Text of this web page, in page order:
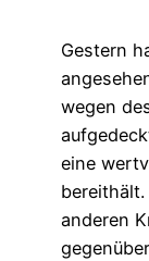
Gestern
wegen
eine
anderen